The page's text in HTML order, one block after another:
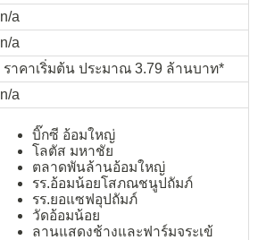
n/a
n/a
ราคาเริ่มต้น ประมาณ 3.79 ล้านบาท*
n/a
บิ๊กซี อ้อมใหญ่
โลตัส มหาชัย
ตลาดพันล้านอ้อมใหญ่
รร.อ้อมน้อยโสภณชนูปถัมภ์
รร.ยอแซฟอุปถัมภ์
วัดอ้อมน้อย
ลานแสดงช้างและฟาร์มจระเข้